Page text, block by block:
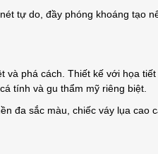
tự do, đầy phóng khoáng tạo
phá cách. Thiết kế với họa
tính và gu thẩm mỹ riêng biệt.
đa sắc màu, chiếc váy lụa